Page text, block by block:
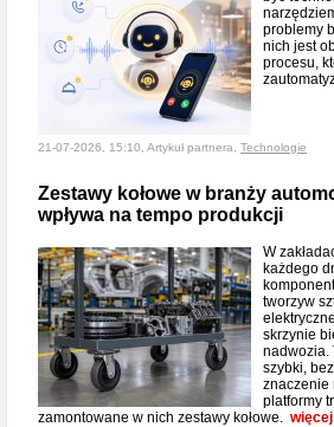
problemy
nich jest
procesu,
21-07-2026, 15:10, Artykuł partnera, Technologie
Zestawy kołowe w branży
wpływa na tempo produkcji
W
każdego
tworzyw
skrzynie
nadwozia.
szybki,
znaczenie
platformy
zamontowane w nich zestawy kołowe. więcej